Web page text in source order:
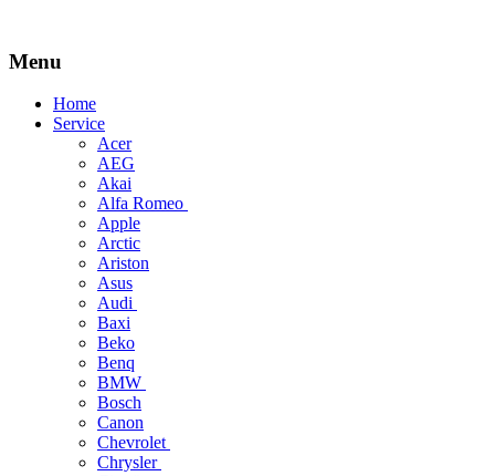
Menu
Skip
Home
Service
Acer
AEG
Akai
Alfa Romeo
Apple
Arctic
Ariston
Asus
Audi
Baxi
Beko
Benq
BMW
Bosch
Canon
Chevrolet
Chrysler